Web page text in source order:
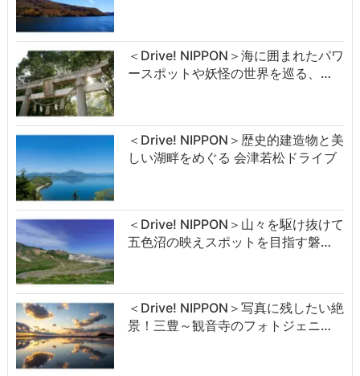
＜Drive! NIPPON＞海に囲まれたパワ
ースポットや妖怪の世界を巡る、…
＜Drive! NIPPON＞歴史的建造物と美
しい湖畔をめぐる 会津若松ドライブ
＜Drive! NIPPON＞山々を駆け抜けて
五色沼の映えスポットを目指す磐…
＜Drive! NIPPON＞写真に残したい絶
景！三豊～観音寺のフォトジェニ…